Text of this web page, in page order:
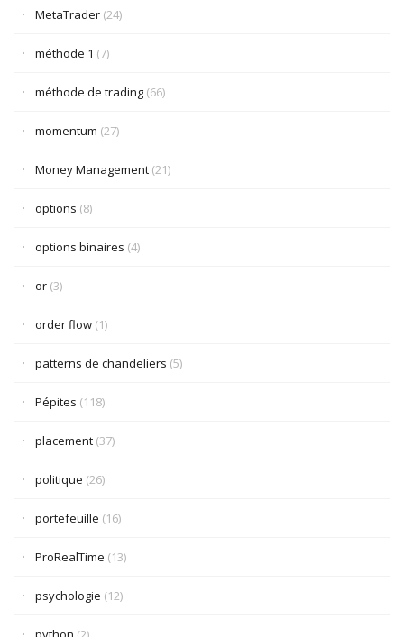
MetaTrader (24)
méthode 1 (7)
méthode de trading (66)
momentum (27)
Money Management (21)
options (8)
options binaires (4)
or (3)
order flow (1)
patterns de chandeliers (5)
Pépites (118)
placement (37)
politique (26)
portefeuille (16)
ProRealTime (13)
psychologie (12)